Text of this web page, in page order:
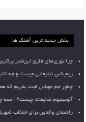
بخش جدید ترین آهنگ ها
چرا توری‌های فلزی این‌قدر
ریمیکس تبلیغاتی چیست و چه
چطور جم موبایل لجند بخریم که
آلومینیوم ضایعات چیست؟ | همه
راهنمای والدین برای انتخاب